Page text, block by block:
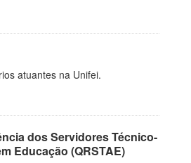
atuantes na Unifei.
dos Servidores Técnico-
Educação (QRSTAE)